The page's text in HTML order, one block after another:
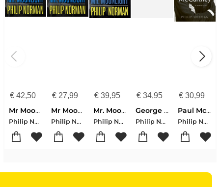
€42,50
Mr Moonlight
Philip Norman
€27,99
Mr Moonlight
Philip Norman
€ 39,95
Mr. Moonlight
Philip Norman
€ 34,95
George Harrison
Philip Norman
€ 30,99
Paul McCartney
Philip Norman